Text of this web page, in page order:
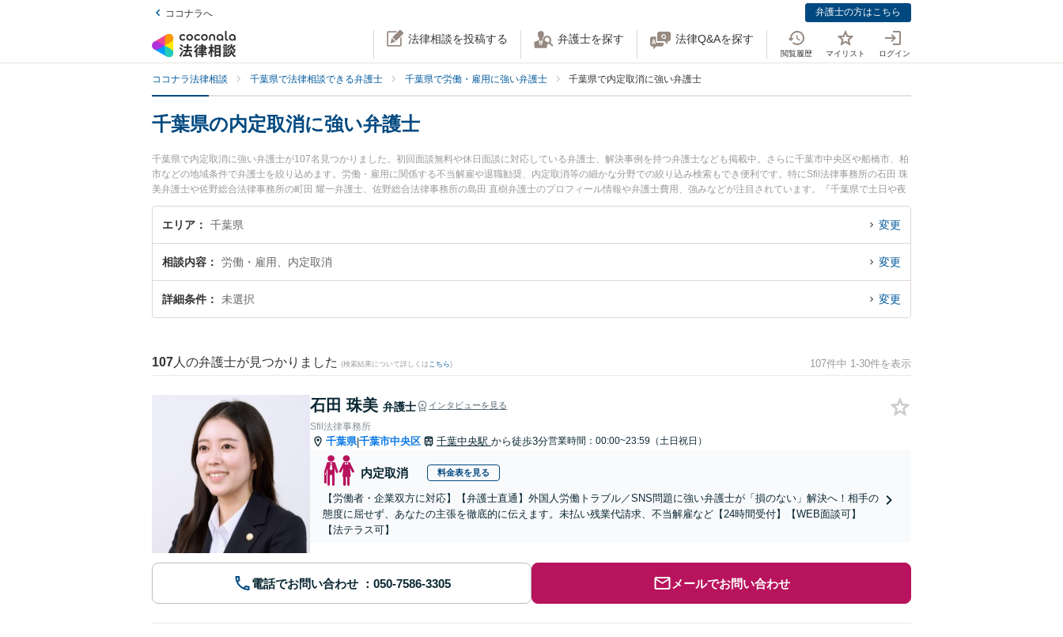
ココナラへ 弁護士の方はこちら
法律相談を投稿する 弁護士を探す 法律Q&Aを探す
閲覧履歴 マイリスト ログイン
ココナラ法律相談 千葉県で法律相談できる弁護士 千葉県で労働・雇用に強い弁護士 千葉県で内定取消に強い弁護士
千葉県の内定取消に強い弁護士
千葉県で内定取消に強い弁護士が107名見つかりました。初回面談無料や休日面談に対応している弁護士、解決事例を持つ弁護士なども掲載中。さらに千葉市中央区や船橋市、柏
市などの地域条件で弁護士を絞り込めます。労働・雇用に関係する不当解雇や退職勧奨、内定取消等の細かな分野での絞り込み検索もでき便利です。特にSfil法律事務所の石田 珠
美弁護士や佐野総合法律事務所の町田 耀一弁護士、佐野総合法律事務所の島田 直樹弁護士のプロフィール情報や弁護士費用、強みなどが注目されています。『千葉県で土日や夜
間に発生した内定取消のトラブルを今すぐに弁護士に相談したい』『内定取消のトラブル解決の実績豊富な近くの弁護士を検索したい』『初回相談無料で内定取消を法律相談でき
る千葉県内の弁護士に相談予約したい』などでお困りの相談者さんにおすすめです。
エリア 千葉県 変更
相談内容 労働・雇用、内定取消 変更
詳細条件 未選択 変更
107 人の弁護士が見つかりました (検索結果について詳しくは こちら) 107件中 1-30件を表示
石田 珠美 弁護士 インタビューを見る
Sfil法律事務所
千葉県|千葉市中央区 千葉中央駅 から徒歩3分営業時間：00:00~23:59（土日祝日）
内定取消 料金表を見る
【労働者・企業双方に対応】【弁護士直通】外国人労働トラブル／SNS問題に強い弁護士が「損のない」解決へ！相手の
態度に屈せず、あなたの主張を徹底的に伝えます。未払い残業代請求、不当解雇など【24時間受付】【WEB面談可】
【法テラス可】
電話でお問い合わせ メールでお問い合わせ